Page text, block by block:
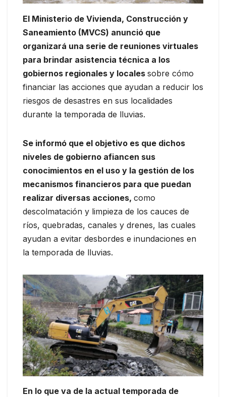
El Ministerio de Vivienda, Construcción y
Saneamiento (MVCS) anunció que
organizará una serie de reuniones virtuales
para brindar asistencia técnica a los
gobiernos regionales y locales sobre cómo
financiar las acciones que ayudan a reducir los
riesgos de desastres en sus localidades
durante la temporada de lluvias.
Se informó que el objetivo es que dichos
niveles de gobierno afiancen sus
conocimientos en el uso y la gestión de los
mecanismos financieros para que puedan
realizar diversas acciones, como
descolmatación y limpieza de los cauces de
ríos, quebradas, canales y drenes, las cuales
ayudan a evitar desbordes e inundaciones en
la temporada de lluvias.
En lo que va de la actual temporada de